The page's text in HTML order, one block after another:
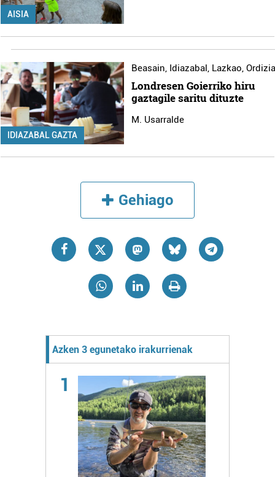
AISIA
IDIAZABAL GAZTA
Beasain, Idiazabal, Lazkao, Ordizia
Londresen Goierriko hiru
gaztagile saritu dituzte
M. Usarralde
Gehiago
Azken 3 egunetako irakurrienak
1